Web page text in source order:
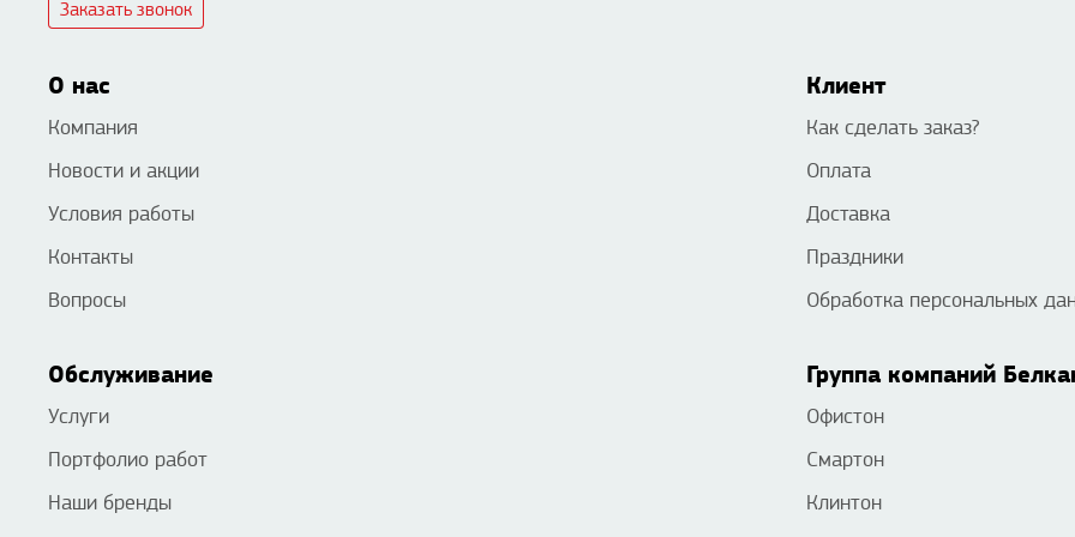
Заказать звонок
О нас
Компания
Новости и акции
Условия работы
Контакты
Вопросы
Клиент
Как сделать заказ?
Оплата
Доставка
Праздники
Обработка персональных
Обслуживание
Услуги
Портфолио работ
Наши бренды
Группа компаний
Офистон
Смартон
Клинтон